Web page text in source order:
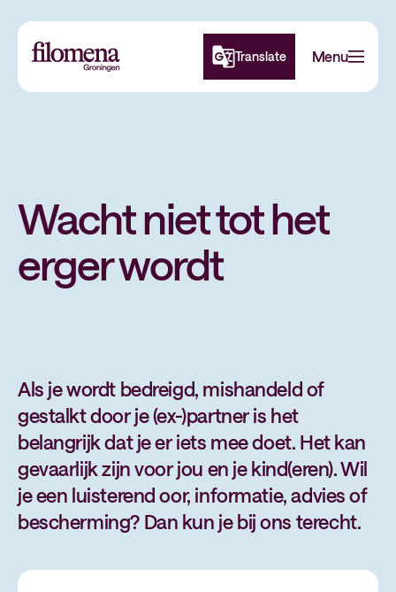
Navigatie
overslaan
Translate Menu
Wacht niet tot het
erger wordt
Als je wordt bedreigd, mishandeld of
gestalkt door je (ex-)partner is het
belangrijk dat je er iets mee doet. Het kan
gevaarlijk zijn voor jou en je kind(eren). Wil
je een luisterend oor, informatie, advies of
bescherming? Dan kun je bij ons terecht.